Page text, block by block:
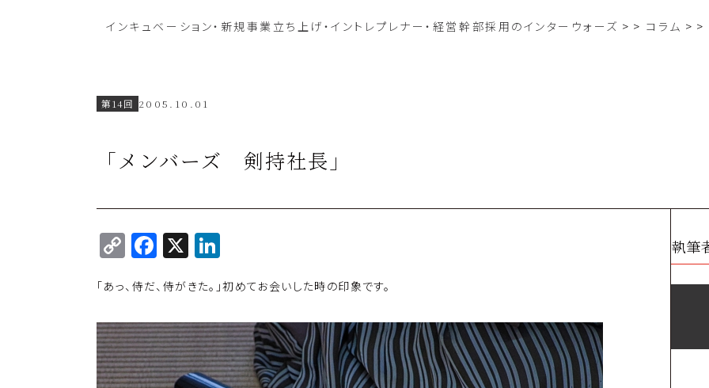
インキュベーション・新規事業立ち上げ・イントレプレナー・経営幹部採用のインターウォーズ > コラム >
第14回 2005.10.01
「メンバーズ 剣持社長」
C
o
p
y
Li
n
F
a
c
e
b
o
X
n
k
e
dI
n
「あっ、侍だ、侍がきた。」初めてお会いした時の印象です。
執筆